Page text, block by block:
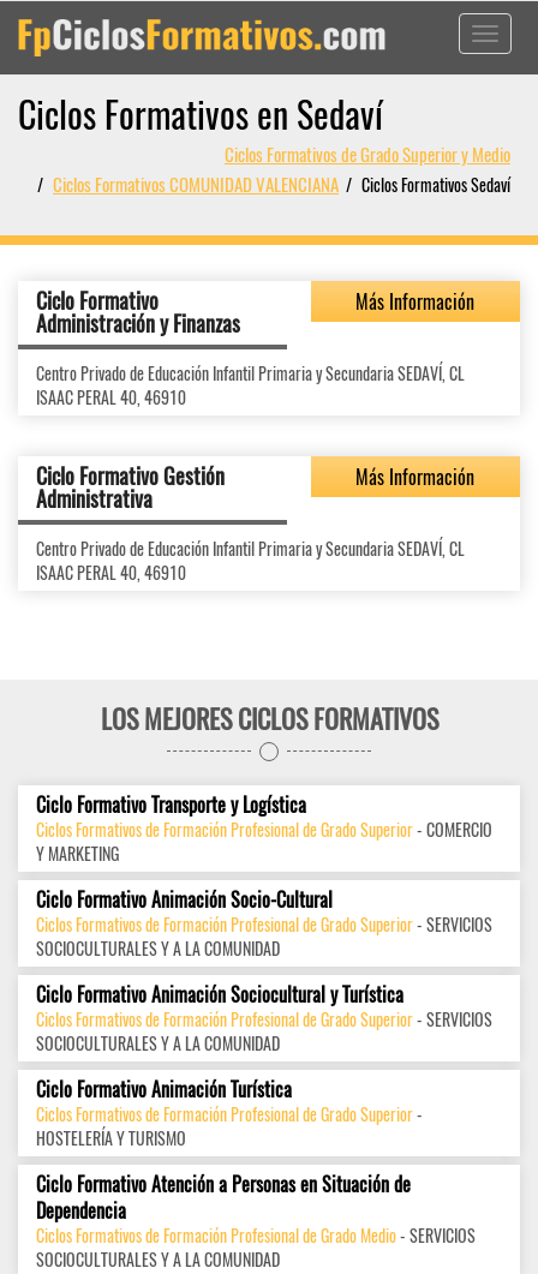
Toggle
Ciclos Formativos en Sedaví
Ciclos Formativos de Grado Superior y Medio
Ciclos Formativos COMUNIDAD VALENCIANA
Ciclos Formativos Sedaví
Ciclo Formativo
Administración y Finanzas
Más Información
Centro Privado de Educación Infantil Primaria y Secundaria SEDAVÍ, CL
ISAAC PERAL 40, 46910
Ciclo Formativo Gestión
Administrativa
Más Información
Centro Privado de Educación Infantil Primaria y Secundaria SEDAVÍ, CL
ISAAC PERAL 40, 46910
LOS MEJORES CICLOS FORMATIVOS
Ciclo Formativo Transporte y Logística
Ciclos Formativos de Formación Profesional de Grado Superior- COMERCIO
Y MARKETING
Ciclo Formativo Animación Socio-Cultural
Ciclos Formativos de Formación Profesional de Grado Superior- SERVICIOS
SOCIOCULTURALES Y A LA COMUNIDAD
Ciclo Formativo Animación Sociocultural y Turística
Ciclos Formativos de Formación Profesional de Grado Superior- SERVICIOS
SOCIOCULTURALES Y A LA COMUNIDAD
Ciclo Formativo Animación Turística
Ciclos Formativos de Formación Profesional de Grado Superior-
HOSTELERÍA Y TURISMO
Ciclo Formativo Atención a Personas en Situación de
Dependencia
Ciclos Formativos de Formación Profesional de Grado Medio- SERVICIOS
SOCIOCULTURALES Y A LA COMUNIDAD